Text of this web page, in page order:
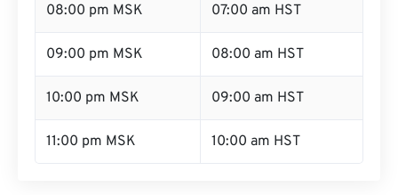
08:00 pm MSK 07:00 am HST
09:00 pm MSK 08:00 am HST
10:00 pm MSK 09:00 am HST
11:00 pm MSK 10:00 am HST